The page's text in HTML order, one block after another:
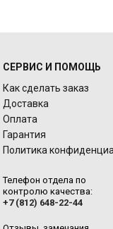
СЕРВИС И ПОМОЩЬ
Как сделать заказ
Доставка
Оплата
Гарантия
Политика
Телефон отдела по
контролю качества:
+7 (812) 648-22-44